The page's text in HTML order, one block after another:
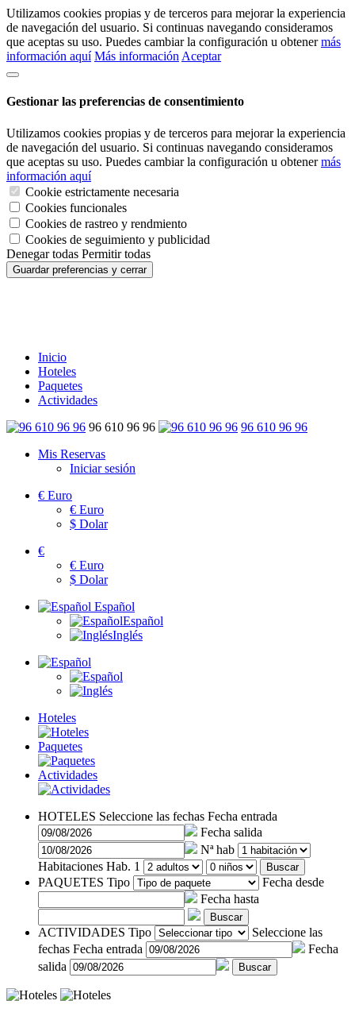
Utilizamos cookies propias y de terceros para mejorar la experiencia
de navegación del usuario. Si continuas navegando consideramos
que aceptas su uso. Puedes cambiar la configuración u obtenermás
información aquí Más información Aceptar
Gestionar las preferencias de consentimiento
Utilizamos cookies propias y de terceros para mejorar la experiencia
de navegación del usuario. Si continuas navegando consideramos
que aceptas su uso. Puedes cambiar la configuración u obtenermás
información aquí
Cookie estrictamente necesaria
Cookies funcionales
Cookies de rastreo y rendmiento
Cookies de seguimiento y publicidad
Denegar todas Permitir todas
Guardar preferencias y cerrar
Inicio
Hoteles
Paquetes
Actividades
96 610 96 96
96 610 96 96
Mis Reservas
Iniciar sesión
€ Euro
€ Euro
$ Dolar
€
€ Euro
$ Dolar
Español
Español
Inglés
Hoteles
Paquetes
Actividades
HOTELES Seleccione las fechas Fecha entrada
Fecha salida
Nª hab
Habitaciones Hab. 1 Buscar
PAQUETES Tipo
Fecha desde
Fecha hasta
Buscar
ACTIVIDADES Tipo
Seleccione las
fechas Fecha entrada
Fecha
salida
Buscar